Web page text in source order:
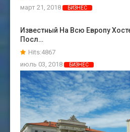
март 21, 2018
БИЗНЕС
Известный На Всю Европу
Посл…
Hits:4867
июль 03, 2018
БИЗНЕС